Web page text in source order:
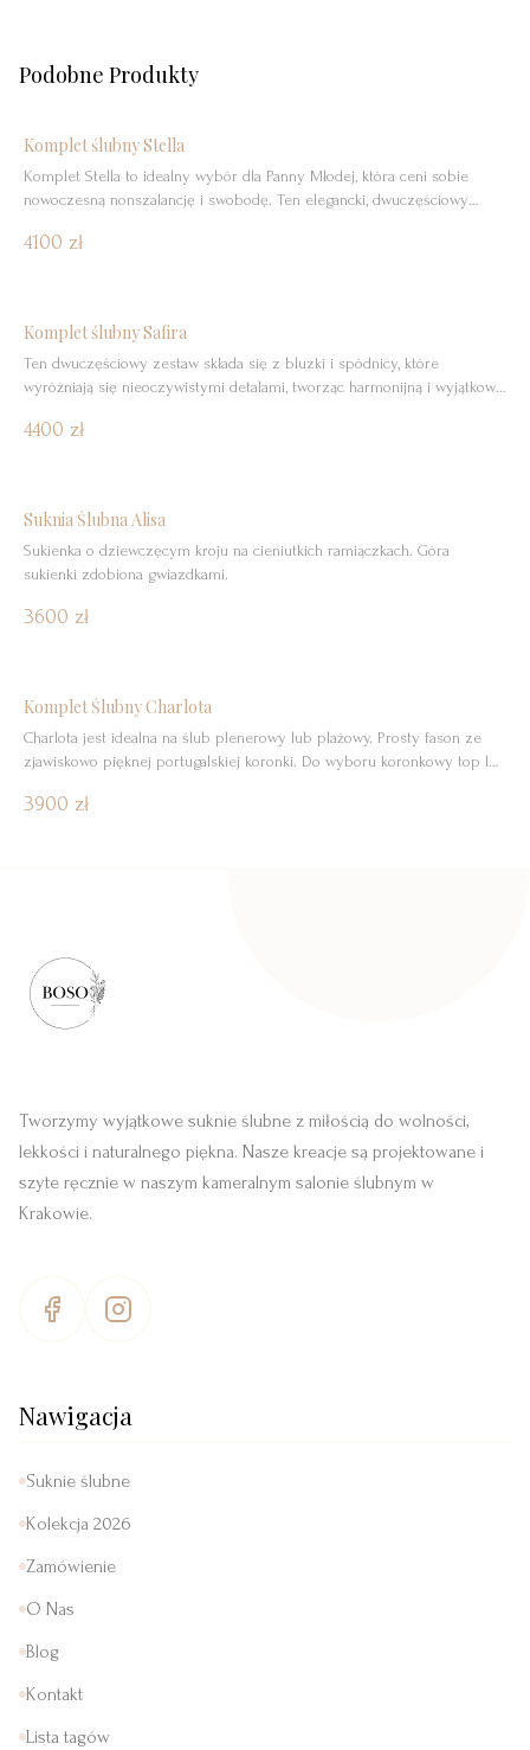
Podobne Produkty
Komplet ślubny Stella
Komplet Stella to idealny wybór dla Panny Młodej, która ceni sobie
nowoczesną nonszalancję i swobodę. Ten elegancki, dwuczęściowy
ramiączkach oraz szerokich spodni z wysokim stanem, tworząc
4100 zł
Komplet ślubny Safira
Ten dwuczęściowy zestaw składa się z bluzki i spódnicy, które
wyróżniają się nieoczywistymi detalami, tworząc harmonijną i wyjątkowo
subtelnym dekoltem w łódkę i wycięciem delikatnie odsłaniającym
4400 zł
Suknia Ślubna Alisa
Sukienka o dziewczęcym kroju na cieniutkich ramiączkach. Góra
sukienki zdobiona gwiazdkami.
3600 zł
Komplet Ślubny Charlota
Charlota jest idealna na ślub plenerowy lub plażowy. Prosty fason ze
zjawiskowo pięknej portugalskiej koronki. Do wyboru koronkowy top lub
3900 zł
Tworzymy wyjątkowe suknie ślubne z miłością do wolności,
lekkości i naturalnego piękna. Nasze kreacje są projektowane i
szyte ręcznie w naszym kameralnym salonie ślubnym w
Krakowie.
Nawigacja
Suknie ślubne
Kolekcja 2026
Zamówienie
O Nas
Blog
Kontakt
Lista tagów